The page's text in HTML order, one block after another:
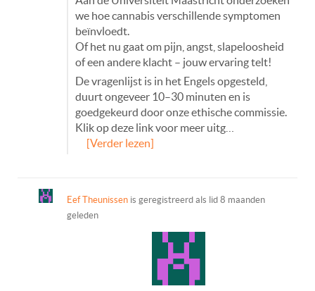
we hoe cannabis verschillende symptomen
beïnvloedt.
Of het nu gaat om pijn, angst, slapeloosheid
of een andere klacht – jouw ervaring telt!
De vragenlijst is in het Engels opgesteld,
duurt ongeveer 10–30 minuten en is
goedgekeurd door onze ethische commissie.
Klik op deze link voor meer uitg…
[Verder lezen]
Eef Theunissen is geregistreerd als lid 8 maanden
geleden